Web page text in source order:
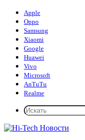
Apple
Oppo
Samsung
Xiaomi
Google
Huawei
Vivo
Microsoft
AnTuTu
Realme